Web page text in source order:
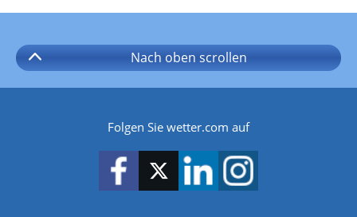
Nach oben scrollen
Folgen Sie wetter.com auf